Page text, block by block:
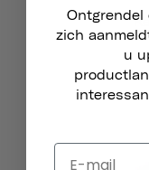
Ontgrendel
zich
u